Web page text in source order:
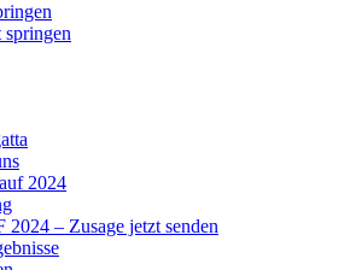
springen
2024
2024 – Zusage jetzt senden